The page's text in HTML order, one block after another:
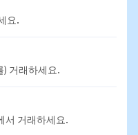
요.
) 거래하세요.
서 거래하세요.